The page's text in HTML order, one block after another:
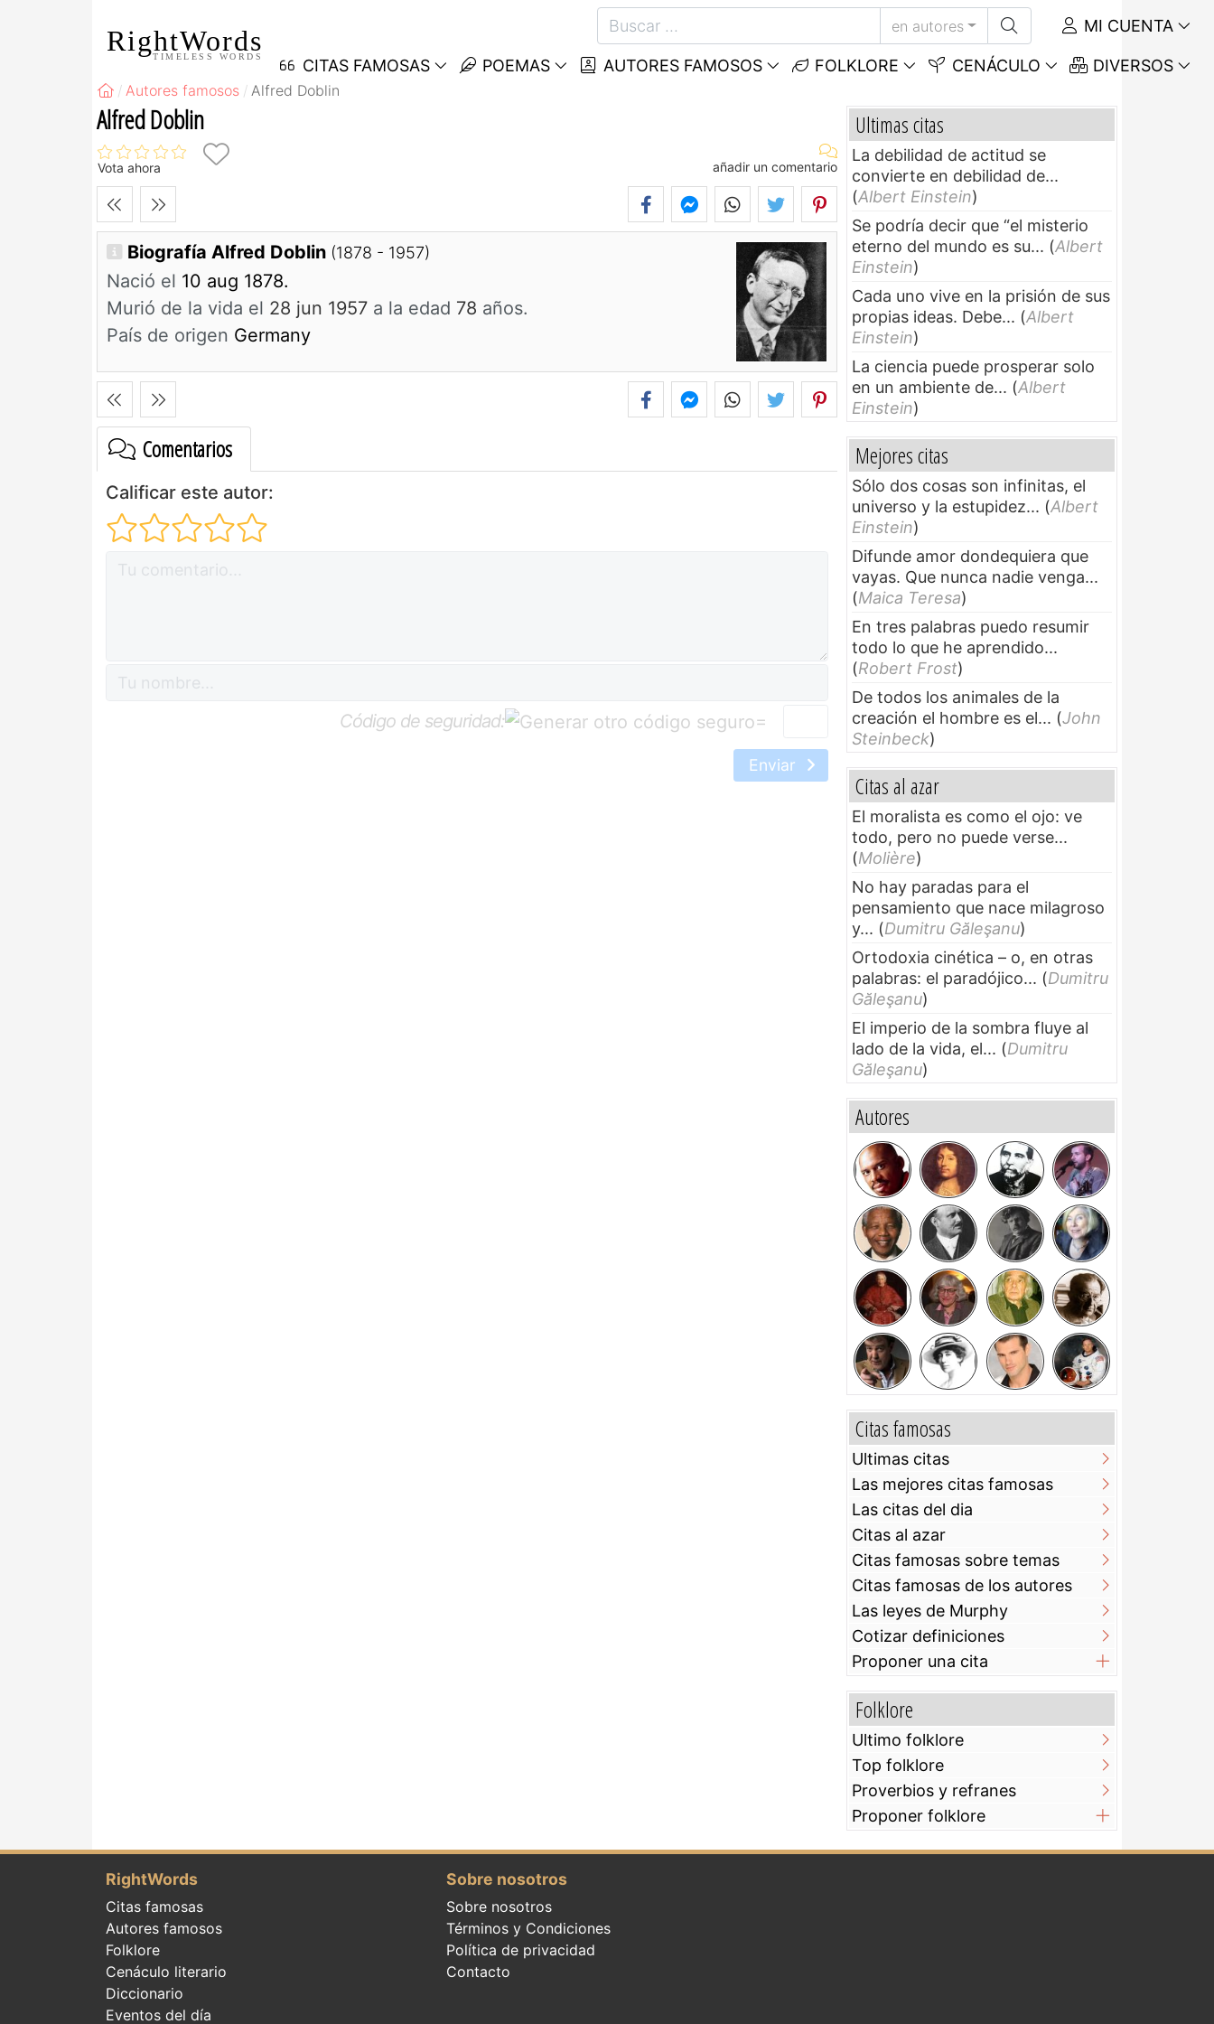
RightWords
TIMELESS WORDS
en autores MI CUENTA
CITAS FAMOSAS POEMAS AUTORES FAMOSOS FOLKLORE CENÁCULO DIVERSOS
Autores famosos Alfred Doblin
Alfred Doblin
Vota ahora añadir un comentario
Biografía Alfred Doblin (1878 - 1957)
Nació el 10 aug 1878.
Murió de la vida el 28 jun 1957 a la edad 78 años.
País de origen Germany
Comentarios
Calificar este autor:
Código de seguridad: =
Enviar
Ultimas citas
La debilidad de actitud se
convierte en debilidad de...
(Albert Einstein)
Se podría decir que “el misterio
eterno del mundo es su... (Albert
Einstein)
Cada uno vive en la prisión de sus
propias ideas. Debe... (Albert
Einstein)
La ciencia puede prosperar solo
en un ambiente de... (Albert
Einstein)
Mejores citas
Sólo dos cosas son infinitas, el
universo y la estupidez... (Albert
Einstein)
Difunde amor dondequiera que
vayas. Que nunca nadie venga...
(Maica Teresa)
En tres palabras puedo resumir
todo lo que he aprendido...
(Robert Frost)
De todos los animales de la
creación el hombre es el... (John
Steinbeck)
Citas al azar
El moralista es como el ojo: ve
todo, pero no puede verse...
(Molière)
No hay paradas para el
pensamiento que nace milagroso
y... (Dumitru Găleşanu)
Ortodoxia cinética – o, en otras
palabras: el paradójico... (Dumitru
Găleşanu)
El imperio de la sombra fluye al
lado de la vida, el... (Dumitru
Găleşanu)
Autores
Citas famosas
Ultimas citas
Las mejores citas famosas
Las citas del dia
Citas al azar
Citas famosas sobre temas
Citas famosas de los autores
Las leyes de Murphy
Cotizar definiciones
Proponer una cita
Folklore
Ultimo folklore
Top folklore
Proverbios y refranes
Proponer folklore
RightWords
Citas famosas
Autores famosos
Folklore
Cenáculo literario
Diccionario
Eventos del día
Sobre nosotros
Sobre nosotros
Términos y Condiciones
Política de privacidad
Contacto